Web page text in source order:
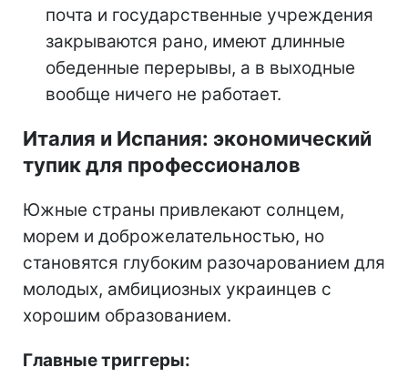
почта и государственные учреждения
закрываются рано, имеют длинные
обеденные перерывы, а в выходные
вообще ничего не работает.
Италия и Испания: экономический
тупик для профессионалов
Южные страны привлекают солнцем,
морем и доброжелательностью, но
становятся глубоким разочарованием для
молодых, амбициозных украинцев с
хорошим образованием.
Главные триггеры: